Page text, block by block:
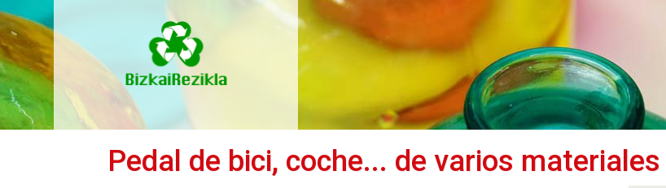
Pedal de bici, coche... de varios materiales